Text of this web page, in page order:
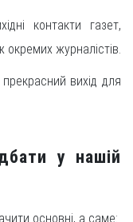
контакти газет,
окремих журналістів.
вихід для
у нашій
основні, а саме: